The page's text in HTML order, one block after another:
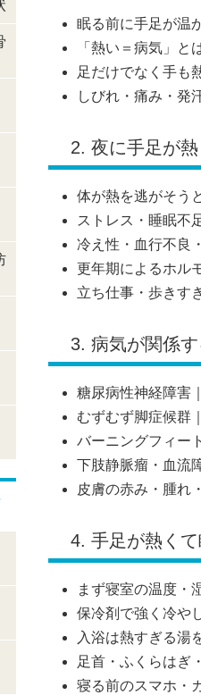
眠る前に手足が温
「熱い＝病気」
足だけでなく手も
しびれ・痛み・発
2. 夜に手足が
体が熱を逃がそう
ストレス・睡眠不
冷え性・血行不良
更年期によるホル
立ち仕事・歩きす
3. 病気が関係
糖尿病性神経障害
むずむず脚症候群
バーニングフィー
下肢静脈瘤・血流
皮膚の赤み・腫れ
4. 手足が熱く
まず寝室の温度・
保冷剤で強く冷や
入浴は熱すぎる湯
足首・ふくらはぎ
寝る前のスマホ・